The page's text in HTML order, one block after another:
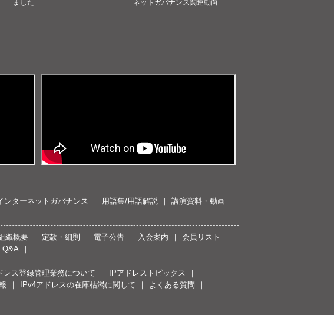
ました
ネットガバナンス関連動向
ンターネットガバナンス 用語集/用語解説
講演資料・動画
織概要 定款・細則 電子公告 入会案内
会員リスト
Q&A
レス登録管理業務について
IPアドレストピックス
IPv4アドレスの在庫枯渇に関して
よくある質問